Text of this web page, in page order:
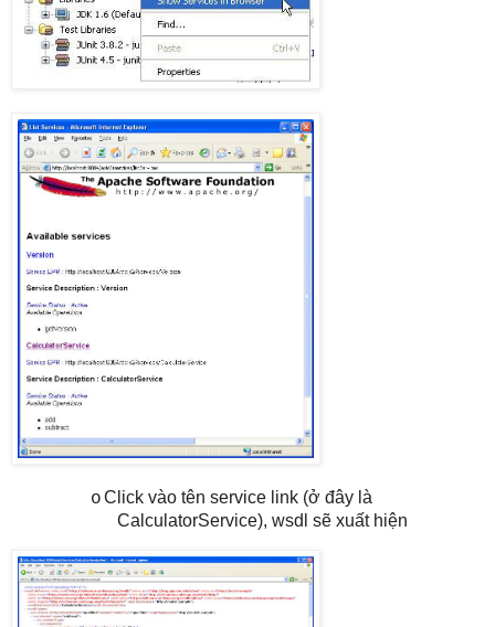
oClick vào tên service link (ở đây là
CalculatorService), wsdl sẽ xuất hiện